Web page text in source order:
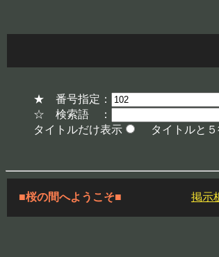
★ 番号指定：
☆ 検索語 ：
タイトルだけ表示
タイトルと５
■桜の間へようこそ■ 掲示